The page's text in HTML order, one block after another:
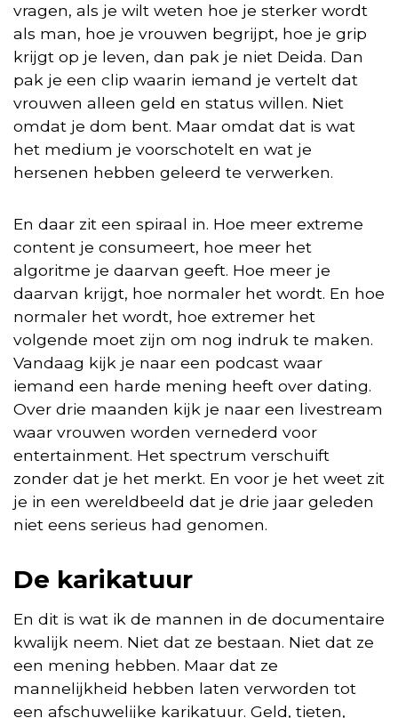
vragen, als je wilt weten hoe je sterker wordt
als man, hoe je vrouwen begrijpt, hoe je grip
krijgt op je leven, dan pak je niet Deida. Dan
pak je een clip waarin iemand je vertelt dat
vrouwen alleen geld en status willen. Niet
omdat je dom bent. Maar omdat dat is wat
het medium je voorschotelt en wat je
hersenen hebben geleerd te verwerken.
En daar zit een spiraal in. Hoe meer extreme
content je consumeert, hoe meer het
algoritme je daarvan geeft. Hoe meer je
daarvan krijgt, hoe normaler het wordt. En hoe
normaler het wordt, hoe extremer het
volgende moet zijn om nog indruk te maken.
Vandaag kijk je naar een podcast waar
iemand een harde mening heeft over dating.
Over drie maanden kijk je naar een livestream
waar vrouwen worden vernederd voor
entertainment. Het spectrum verschuift
zonder dat je het merkt. En voor je het weet zit
je in een wereldbeeld dat je drie jaar geleden
niet eens serieus had genomen.
De karikatuur
En dit is wat ik de mannen in de documentaire
kwalijk neem. Niet dat ze bestaan. Niet dat ze
een mening hebben. Maar dat ze
mannelijkheid hebben laten verworden tot
een afschuwelijke karikatuur. Geld, tieten,